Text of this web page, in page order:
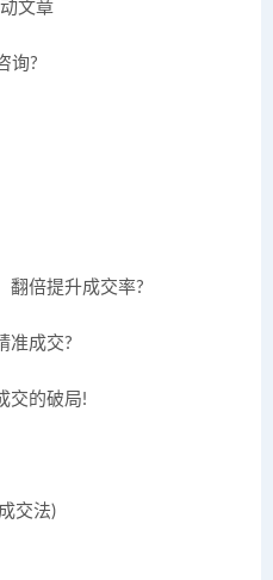
文章
询?
翻倍提升成交率?
准成交?
交的破局!
交法)